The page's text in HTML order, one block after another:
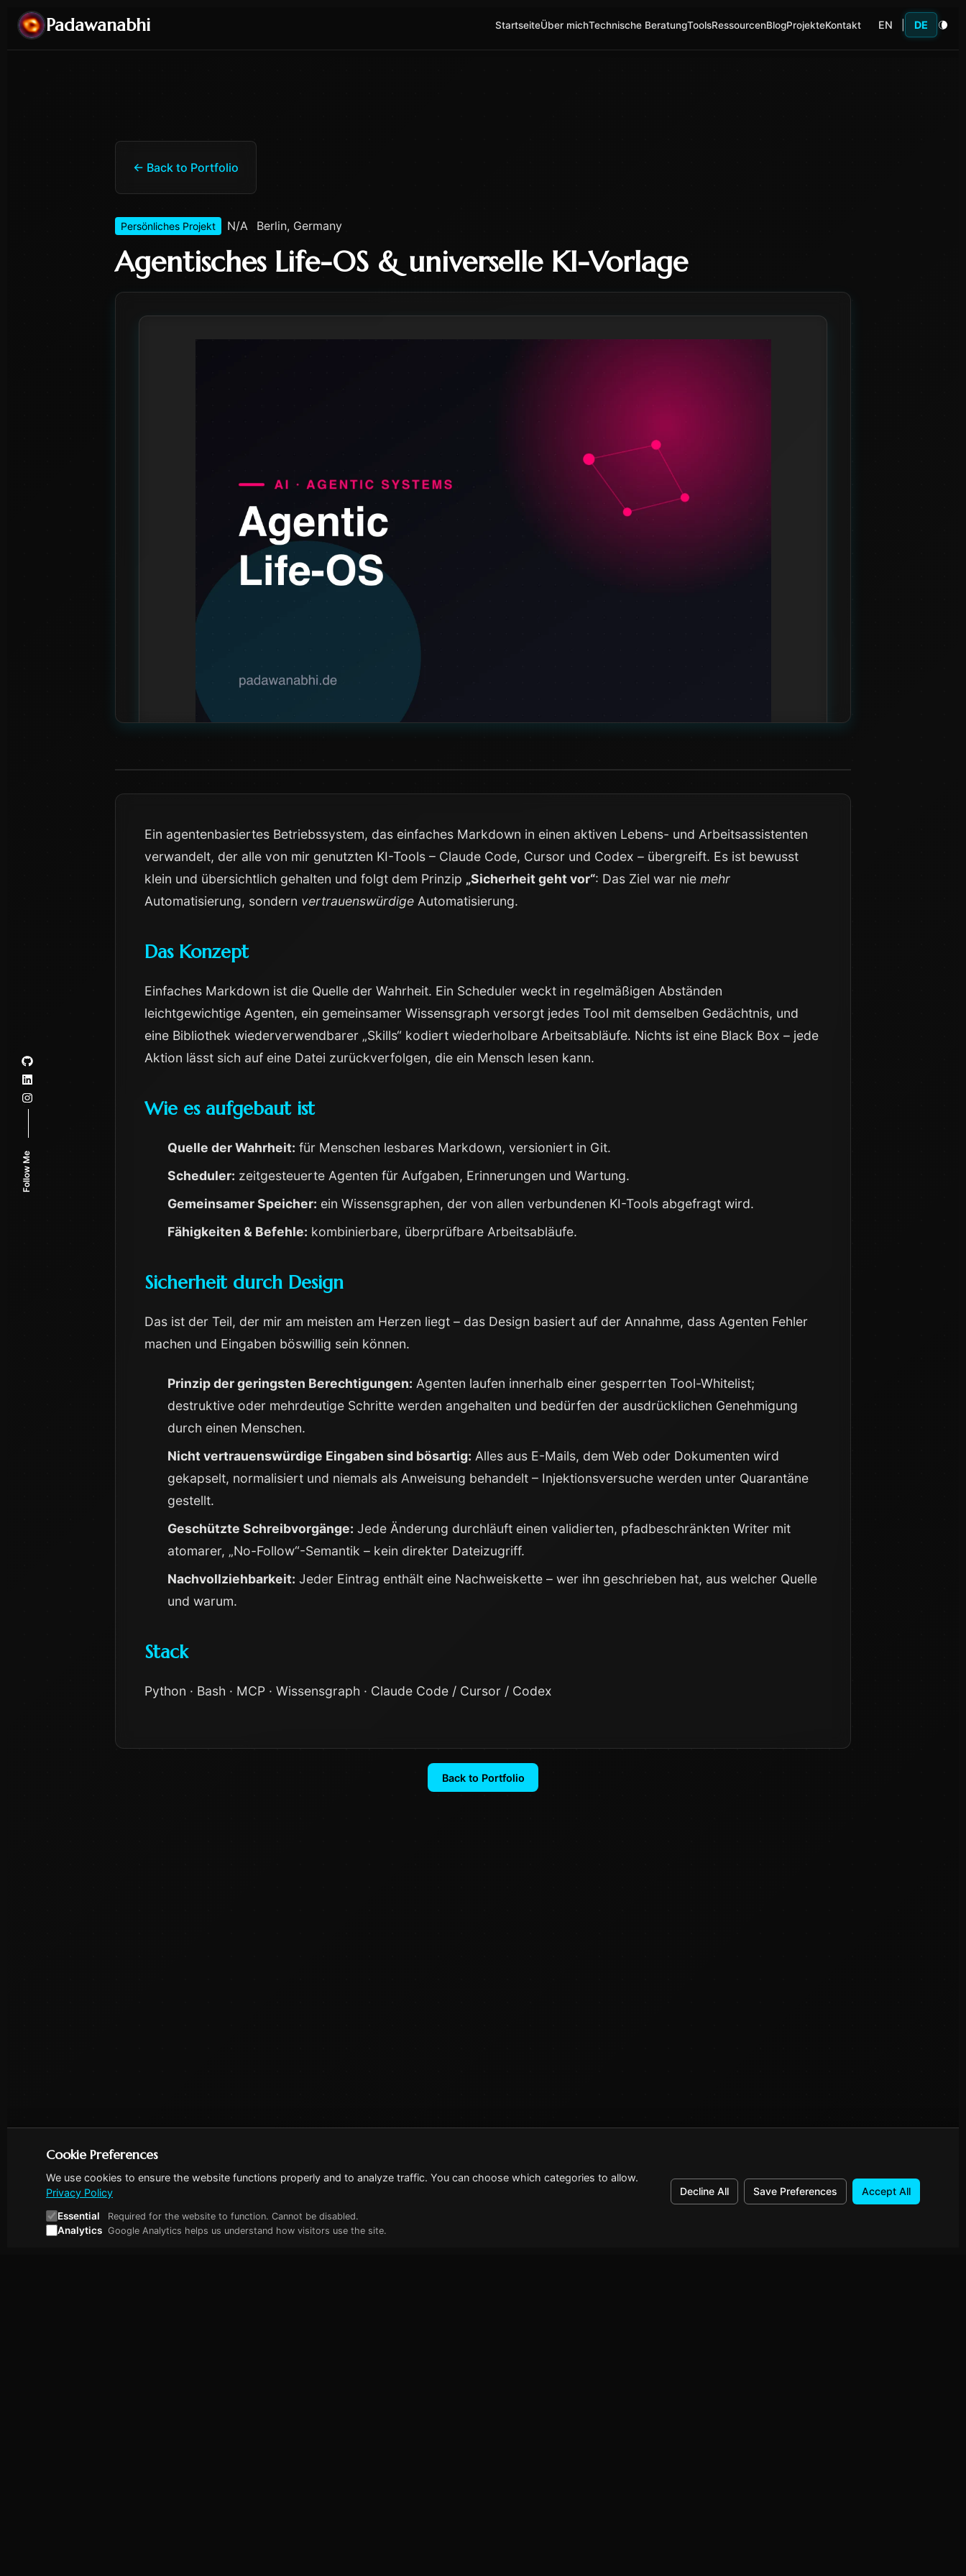
Padawanabhi StartseiteÜber michTechnische BeratungToolsRessourcenBlogProjekteKontakt EN DE
← Back to Portfolio
Persönliches Projekt N/A Berlin, Germany
Agentisches Life-OS & universelle KI-Vorlage
Ein agentenbasiertes Betriebssystem, das einfaches Markdown in einen aktiven Lebens- und Arbeitsassistenten
verwandelt, der alle von mir genutzten KI-Tools – Claude Code, Cursor und Codex – übergreift. Es ist bewusst
klein und übersichtlich gehalten und folgt dem Prinzip „Sicherheit geht vor“: Das Ziel war nie mehr
Automatisierung, sondern vertrauenswürdige Automatisierung.
Das Konzept
Einfaches Markdown ist die Quelle der Wahrheit. Ein Scheduler weckt in regelmäßigen Abständen
leichtgewichtige Agenten, ein gemeinsamer Wissensgraph versorgt jedes Tool mit demselben Gedächtnis, und
eine Bibliothek wiederverwendbarer „Skills“ kodiert wiederholbare Arbeitsabläufe. Nichts ist eine Black Box – jede
Aktion lässt sich auf eine Datei zurückverfolgen, die ein Mensch lesen kann.
Wie es aufgebaut ist
Quelle der Wahrheit: für Menschen lesbares Markdown, versioniert in Git.
Scheduler: zeitgesteuerte Agenten für Aufgaben, Erinnerungen und Wartung.
Gemeinsamer Speicher: ein Wissensgraphen, der von allen verbundenen KI-Tools abgefragt wird.
Fähigkeiten & Befehle: kombinierbare, überprüfbare Arbeitsabläufe.
Sicherheit durch Design
Das ist der Teil, der mir am meisten am Herzen liegt – das Design basiert auf der Annahme, dass Agenten Fehler
machen und Eingaben böswillig sein können.
Prinzip der geringsten Berechtigungen: Agenten laufen innerhalb einer gesperrten Tool-Whitelist;
destruktive oder mehrdeutige Schritte werden angehalten und bedürfen der ausdrücklichen Genehmigung
durch einen Menschen.
Nicht vertrauenswürdige Eingaben sind bösartig: Alles aus E-Mails, dem Web oder Dokumenten wird
gekapselt, normalisiert und niemals als Anweisung behandelt – Injektionsversuche werden unter Quarantäne
gestellt.
Geschützte Schreibvorgänge: Jede Änderung durchläuft einen validierten, pfadbeschränkten Writer mit
atomarer, „No-Follow“-Semantik – kein direkter Dateizugriff.
Nachvollziehbarkeit: Jeder Eintrag enthält eine Nachweiskette – wer ihn geschrieben hat, aus welcher Quelle
und warum.
Stack
Python · Bash · MCP · Wissensgraph · Claude Code / Cursor / Codex
Back to Portfolio
Follow Me
Cookie Preferences
We use cookies to ensure the website functions properly and to analyze traffic. You can choose which categories to allow.
Privacy Policy
Essential Required for the website to function. Cannot be disabled.
Analytics Google Analytics helps us understand how visitors use the site.
Decline All Save Preferences Accept All